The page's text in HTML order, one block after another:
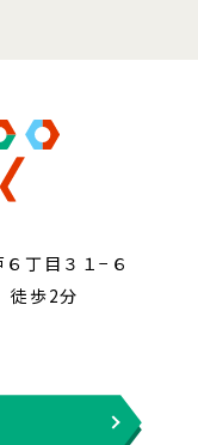
丁目３１−６
徒歩2分